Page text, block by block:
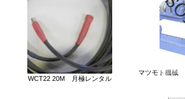
WCT22 20M 月極レンタル
マツモト機械